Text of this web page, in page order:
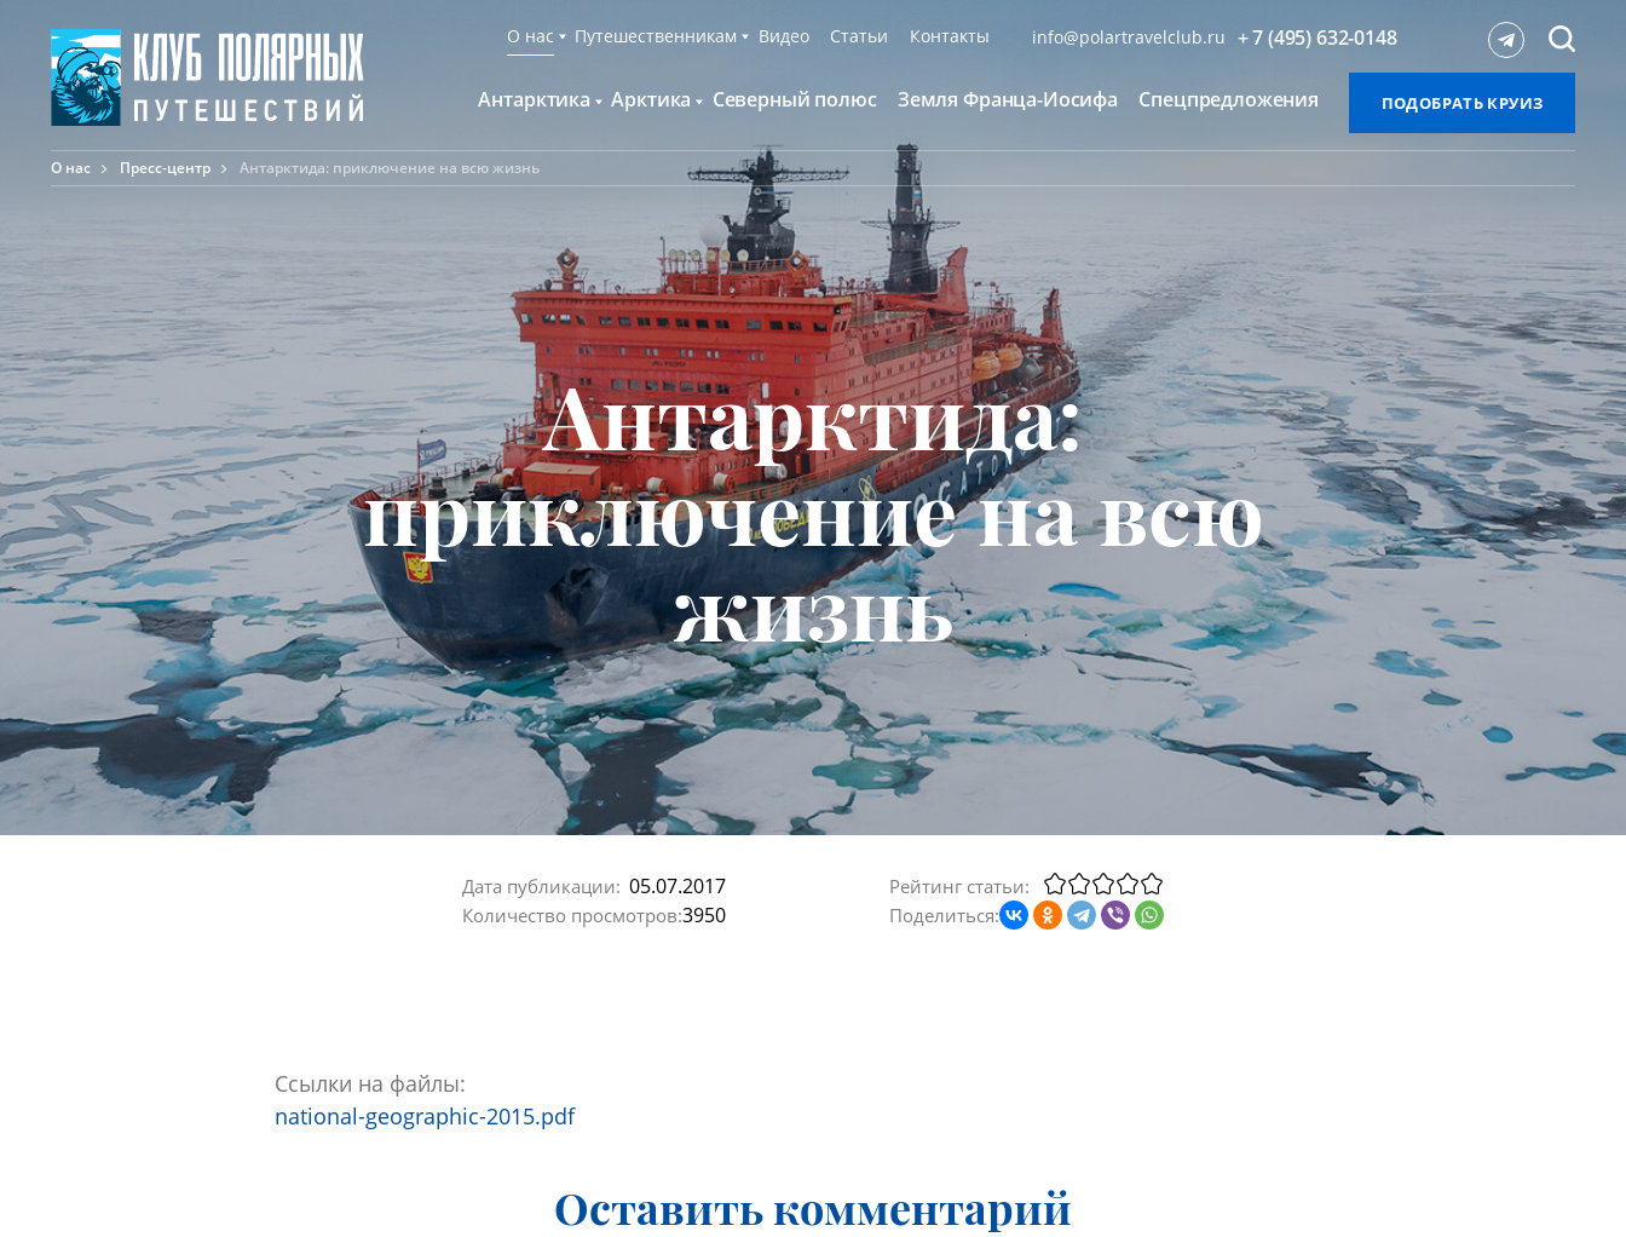
О нас
О компании
С нами путешествуют
Экспедиционная команда
Мы помогаем
Наши партнёры
Вакансии
Контакты
Обратная связь
Путешественникам
Русскоязычные группы
Наши суда
Дополнительные опции
Фирменная парка
Что брать с собой
Клуб привилегий
Каталоги
Отзывы
Вопросы и ответы
Специальные мероприятия
Подарочный сертификат
Видео Статьи Контакты info@polartravelclub.ru + 7 (495) 632-0148
Антарктика
Антарктида и Южный полярный круг
Континент Антарктида Классика
Континент Антарктида Новый год
Фолклендские о-ва и Южная Георгия
Фолклендские о-ва, Южная Георгия и
Антарктида
Арктика
Британские острова
Гренландия
Исландия
Шпицберген
Северный полюс Земля Франца-Иосифа Спецпредложения ПОДОБРАТЬ КРУИЗ
О нас Пресс-центр Антарктида: приключение на всю жизнь
Антарктида:
приключение на всю
жизнь
Дата публикации: 05.07.2017
Количество просмотров:3950
Рейтинг статьи:
Поделиться:
Ссылки на файлы:
national-geographic-2015.pdf
Оставить комментарий